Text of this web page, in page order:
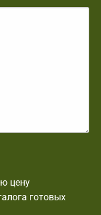
цену
готовых